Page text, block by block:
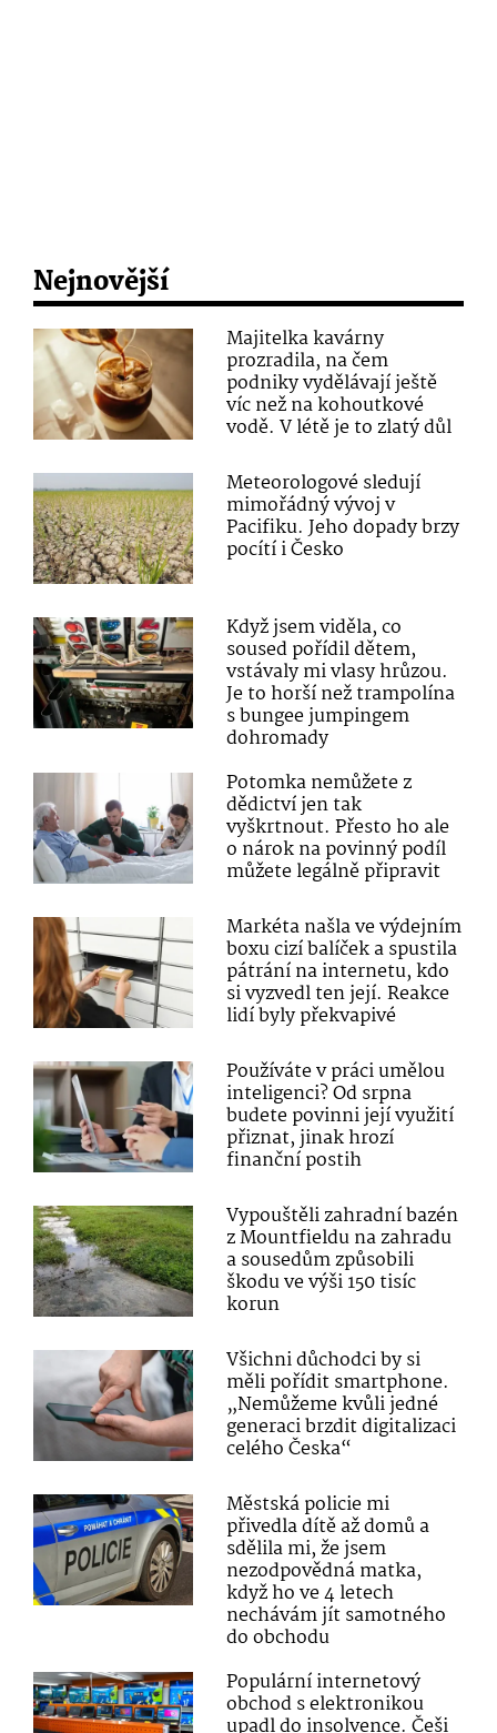
Nejnovější
Majitelka kavárny
prozradila, na čem
podniky vydělávají ještě
víc než na kohoutkové
vodě. V létě je to zlatý důl
Meteorologové sledují
mimořádný vývoj v
Pacifiku. Jeho dopady brzy
pocítí i Česko
Když jsem viděla, co
soused pořídil dětem,
vstávaly mi vlasy hrůzou.
Je to horší než trampolína
s bungee jumpingem
dohromady
Potomka nemůžete z
dědictví jen tak
vyškrtnout. Přesto ho ale
o nárok na povinný podíl
můžete legálně připravit
Markéta našla ve výdejním
boxu cizí balíček a spustila
pátrání na internetu, kdo
si vyzvedl ten její. Reakce
lidí byly překvapivé
Používáte v práci umělou
inteligenci? Od srpna
budete povinni její využití
přiznat, jinak hrozí
finanční postih
Vypouštěli zahradní bazén
z Mountfieldu na zahradu
a sousedům způsobili
škodu ve výši 150 tisíc
korun
Všichni důchodci by si
měli pořídit smartphone.
„Nemůžeme kvůli jedné
generaci brzdit digitalizaci
celého Česka“
Městská policie mi
přivedla dítě až domů a
sdělila mi, že jsem
nezodpovědná matka,
když ho ve 4 letech
nechávám jít samotného
do obchodu
Populární internetový
obchod s elektronikou